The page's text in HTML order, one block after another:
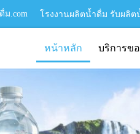
ม.com โรงงานผลิตน้ำดื่ม รับผลิ
หน้าหลัก บริการขอ